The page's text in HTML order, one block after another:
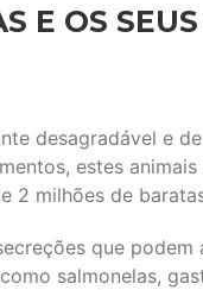
E OS
desagradável e
estes
2 milhões de
que
salmonelas,